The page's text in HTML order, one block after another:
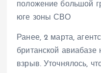
положение большой
юге зоны СВО
Ранее, 2 марта,
британской
взрыв. Уточнялось,